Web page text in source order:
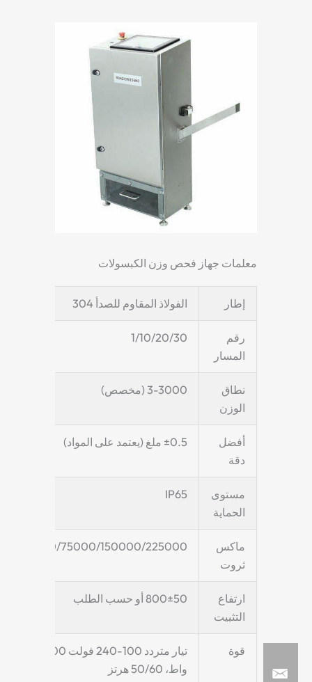
معلمات جهاز فحص وزن الكبسولات
إطار الفولاذ المقاوم للصدأ 304
رقم
المسار
1/10/20/30
نطاق
الوزن
3-3000 (مخصص)
أفضل
دقة
±0.5 ملغ (يعتمد على المواد)
مستوى
الحماية
IP65
ماكس
ثروت
2000/75000/150000/225000
ارتفاع
التثبيت
800±50 أو حسب الطلب
قوة
تيار متردد 100-240 فولت 200
واط، 50/60 هرتز